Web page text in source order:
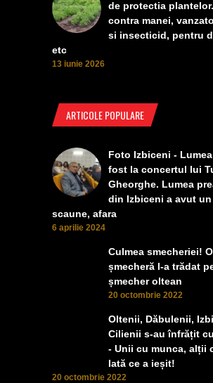
de protectia
contra manei,
si insecticid, pentru
etc
13 iunie 2026
ARTICOLE POPULARE
Foto Izbiceni -
fost la concertul lui
Gheorghe. Lumea
din Izbiceni a avut
scaune, afara
6 aprilie 2024
Culmea smecheriei!
șmecheră l-a trădat
șmecher oltean
20 octombrie 2022
Oltenii, Dăbulenii,
Cilienii s-au înfrățit
- Unii cu munca, alții
Iată ce a ieșit!
20 octombrie 2022